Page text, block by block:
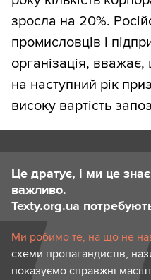
зросла на 20%.
промисловців і
організація, вважає,
на наступний рік
високу вартість
Це дратує, і ми це
важливо.
Texty.org.ua
Ми робимо те, на що не
схеми пропагандистів,
показуємо справжні